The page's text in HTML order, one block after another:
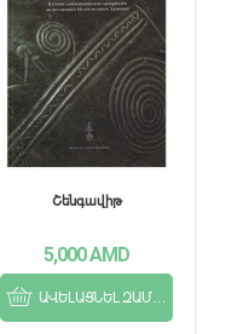
Շենգավիթ
5,000AMD
ԱՎԵԼԱՑՆԵԼ ԶԱՄԲՅՈՒՂ